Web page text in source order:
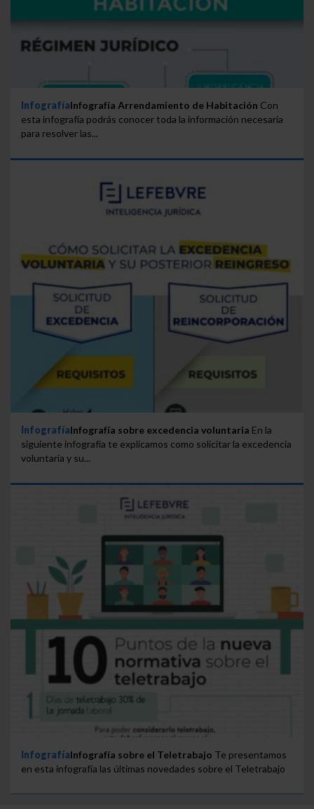
InfografíaInfografía Arrendamiento de Habitación Con
esta infografía podrás conocer toda la información necesaria
para resolver las...
InfografíaInfografía sobre excedencia voluntaria En la
siguiente infografía te explicamos como solicitar la excedencia
voluntaria y su...
InfografíaInfografía sobre el Teletrabajo Te presentamos
en esta infografía las últimas novedades sobre el Teletrabajo